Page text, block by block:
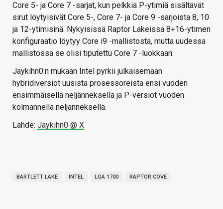
Core 5- ja Core 7 -sarjat, kun pelkkiä P-ytimiä sisältävät
sirut löytyisivät Core 5-, Core 7- ja Core 9 -sarjoista 8, 10
ja 12-ytimisinä. Nykyisissä Raptor Lakeissa 8+16-ytimen
konfiguraatio löytyy Core i9 -mallistosta, mutta uudessa
mallistossa se olisi tiputettu Core 7 -luokkaan.
Jaykihn0:n mukaan Intel pyrkii julkaisemaan
hybridiversiot uusista prosessoreista ensi vuoden
ensimmäisellä neljänneksellä ja P-versiot vuoden
kolmannella neljänneksellä.
Lähde: Jaykihn0 @ X
BARTLETT LAKE INTEL LGA 1700 RAPTOR COVE